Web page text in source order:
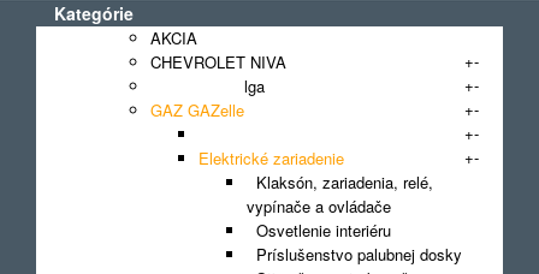
Kategórie
AKCIA
CHEVROLET NIVA
+-
GAZ 3110 Volga
+-
GAZ GAZelle
+-
+-
Elektrické zariadenie
+-
Klaksón, zariadenia, relé,
vypínače a ovládače
Osvetlenie interiéru
Príslušenstvo palubnej dosky